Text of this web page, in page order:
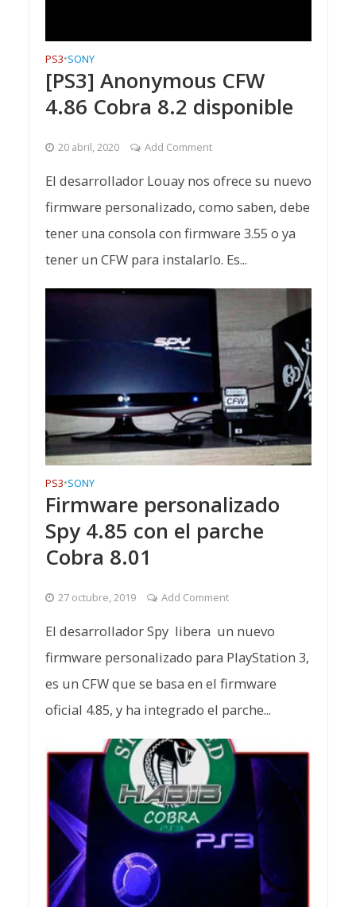
PS3•SONY
[PS3] Anonymous CFW
4.86 Cobra 8.2 disponible
20 abril, 2020 Add Comment
El desarrollador Louay nos ofrece su nuevo
firmware personalizado, como saben, debe
tener una consola con firmware 3.55 o ya
tener un CFW para instalarlo. Es...
PS3•SONY
Firmware personalizado
Spy 4.85 con el parche
Cobra 8.01
27 octubre, 2019 Add Comment
El desarrollador Spy libera un nuevo
firmware personalizado para PlayStation 3,
es un CFW que se basa en el firmware
oficial 4.85, y ha integrado el parche...